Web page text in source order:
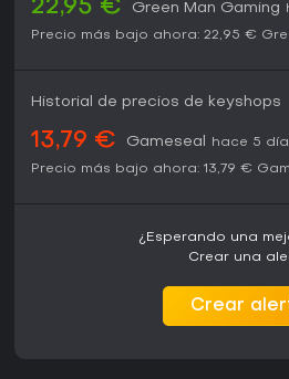
22,95 € Green Man Gaming
Precio más bajo ahora: 22,95 €
Historial de precios de keyshops
13,79 € Gameseal
hace 5
Precio más bajo ahora: 13,79 €
¿Esperando una
Crear una
Crear